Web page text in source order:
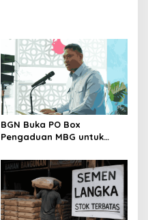
BGN Buka PO Box
Pengaduan MBG untuk
Masyarakat